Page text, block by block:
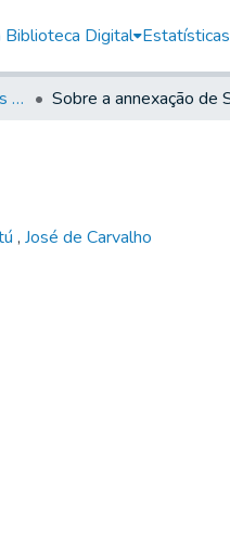
Biblioteca Digital Estatísticas
Volume 24 - Cartas régias e provisões (1730- 1738)
, José de Carvalho